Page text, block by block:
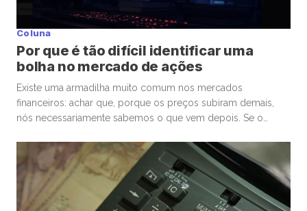
Coluna
Por que é tão difícil identificar uma
bolha no mercado de ações
Existe uma armadilha muito comum nos mercados
financeiros: achar que, porque os preços subiram demais,
nós necessariamente sabemos o que vem depois. Se o
talvez ainda mais perigoso seja ter certeza absoluta,
independentemente de ele estar ou não. Nas últimas
semanas, vimos movimentos impressionantes. […]